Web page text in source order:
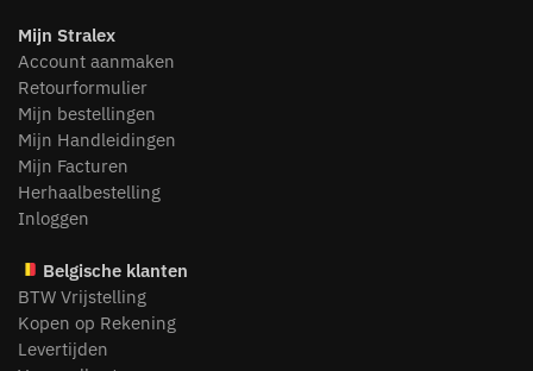
Mijn Stralex
Account aanmaken
Retourformulier
Mijn bestellingen
Mijn Handleidingen
Mijn Facturen
Herhaalbestelling
Inloggen
Belgische klanten
BTW Vrijstelling
Kopen op Rekening
Levertijden